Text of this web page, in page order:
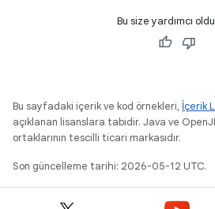
Bu size yardımcı
Bu sayfadaki içerik ve kod örnekleri, İçerik
açıklanan lisanslara tabidir. Java ve
ortaklarının tescilli ticari markasıdır.
Son güncelleme tarihi: 2026-05-12 UTC.